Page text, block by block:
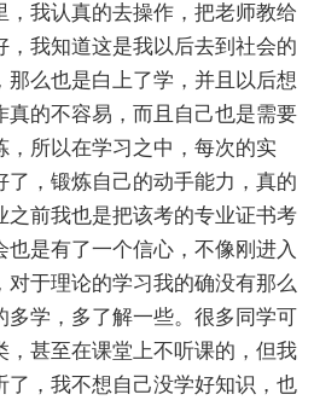
，我认真的去操作，把老师教给
，我知道这是我以后去到社会的
那么也是白上了学，并且以后想
真的不容易，而且自己也是需要
，所以在学习之中，每次的实
了，锻炼自己的动手能力，真的
之前我也是把该考的专业证书考
是有了一个信心，不像刚进入
对于理论的学习我的确没有那么
多学，多了解一些。很多同学可
，甚至在课堂上不听课的，但我
了，我不想自己没学好知识，也